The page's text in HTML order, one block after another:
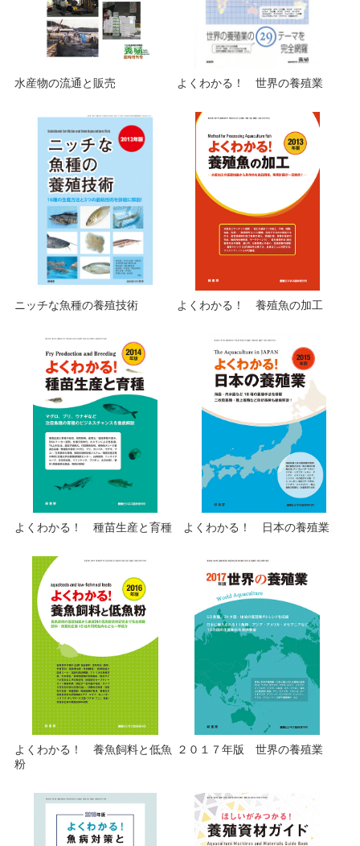
水産物の流通と販売 よくわかる！ 世界の養殖業
ニッチな魚種の養殖技術 よくわかる！ 養殖魚の加工
よくわかる！ 種苗生産と育種 よくわかる！ 日本の養殖業
よくわかる！ 養魚飼料と低魚
粉
２０１７年版 世界の養殖業